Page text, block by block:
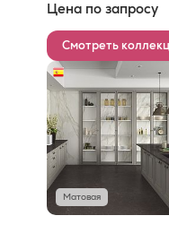
Цена по запросу
Смотреть
Матовая